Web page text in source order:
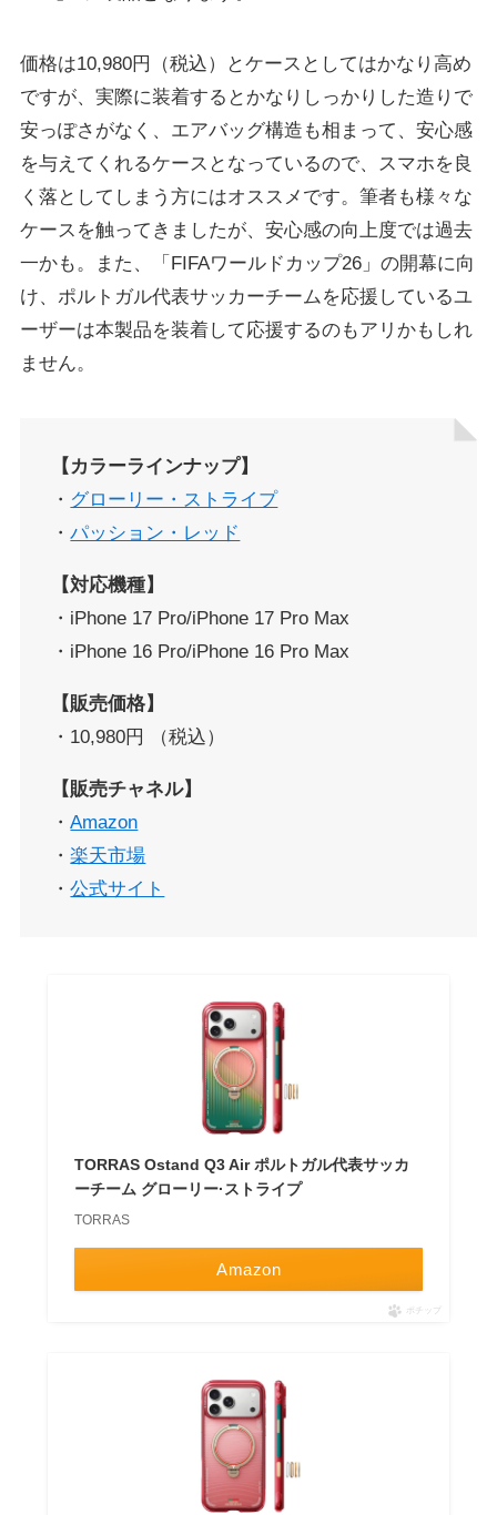
価格は10,980円（税込）とケースとしてはかなり高め
ですが、実際に装着するとかなりしっかりした造りで
安っぽさがなく、エアバッグ構造も相まって、安心感
を与えてくれるケースとなっているので、スマホを良
く落としてしまう方にはオススメです。筆者も様々な
ケースを触ってきましたが、安心感の向上度では過去
一かも。また、「FIFAワールドカップ26」の開幕に向
け、ポルトガル代表サッカーチームを応援しているユ
ーザーは本製品を装着して応援するのもアリかもしれ
ません。
【カラーラインナップ】
・ グローリー・ストライプ
・パッション・レッド
【対応機種】
・iPhone 17 Pro/iPhone 17 Pro Max
・iPhone 16 Pro/iPhone 16 Pro Max
【販売価格】
・10,980円 （税込）
【販売チャネル】
・Amazon
・楽天市場
・公式サイト
TORRAS Ostand Q3 Air ポルトガル代表サッカ
ーチーム グローリー·ストライプ
TORRAS
Amazon
ポチップ